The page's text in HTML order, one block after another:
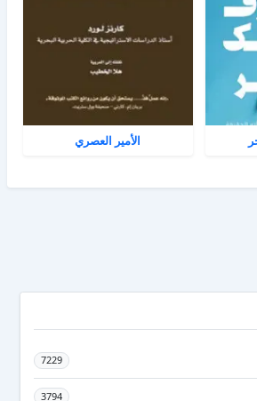
الأمير العصري
7229
3794